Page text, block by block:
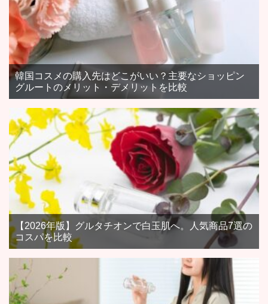
韓国コスメの購入先はどこがいい？主要なショッピン
グルートのメリット・デメリットを比較
【2026年版】グルタチオンで白玉肌へ。人気商品7選の
コスパを比較